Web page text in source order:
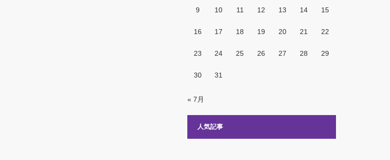
9 10 11 12 13 14 15
16 17 18 19 20 21 22
23 24 25 26 27 28 29
30 31
« 7月
人気記事